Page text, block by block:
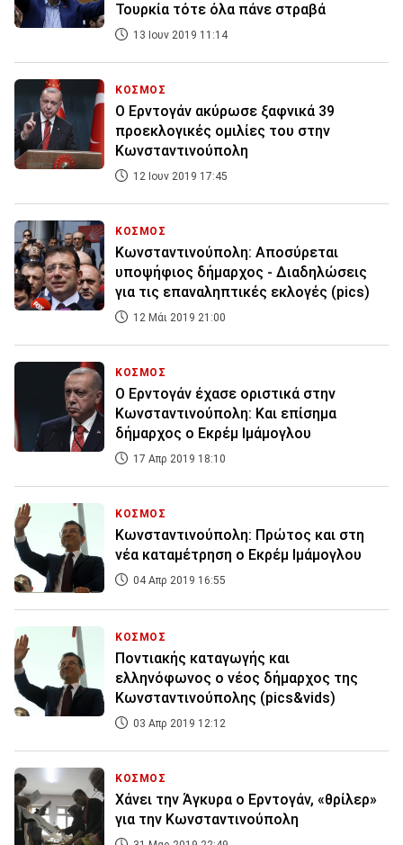
Τουρκία τότε όλα πάνε στραβά
13 Ιουν 2019 11:14
ΚΟΣΜΟΣ
Ο Ερντογάν ακύρωσε ξαφνικά 39
προεκλογικές ομιλίες του στην
Κωνσταντινούπολη
12 Ιουν 2019 17:45
ΚΟΣΜΟΣ
Κωνσταντινούπολη: Αποσύρεται
υποψήφιος δήμαρχος - Διαδηλώσεις
για τις επαναληπτικές εκλογές (pics)
12 Μάι 2019 21:00
ΚΟΣΜΟΣ
Ο Ερντογάν έχασε οριστικά στην
Κωνσταντινούπολη: Και επίσημα
δήμαρχος ο Εκρέμ Ιμάμογλου
17 Απρ 2019 18:10
ΚΟΣΜΟΣ
Κωνσταντινούπολη: Πρώτος και στη
νέα καταμέτρηση ο Εκρέμ Ιμάμογλου
04 Απρ 2019 16:55
ΚΟΣΜΟΣ
Ποντιακής καταγωγής και
ελληνόφωνος ο νέος δήμαρχος της
Κωνσταντινούπολης (pics&vids)
03 Απρ 2019 12:12
ΚΟΣΜΟΣ
Χάνει την Άγκυρα ο Ερντογάν, «θρίλερ»
για την Κωνσταντινούπολη